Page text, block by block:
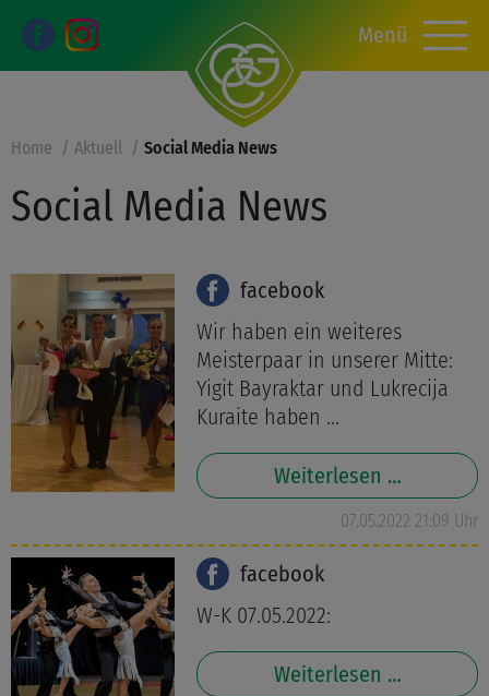
Home Aktuell Social Media News
Social Media News
facebook
Wir haben ein weiteres
Meisterpaar in unserer Mitte:
Yigit Bayraktar und Lukrecija
Kuraite haben ...
Weiterlesen …
07.05.2022 21:09 Uhr
facebook
W-K 07.05.2022:
Weiterlesen …
Menü